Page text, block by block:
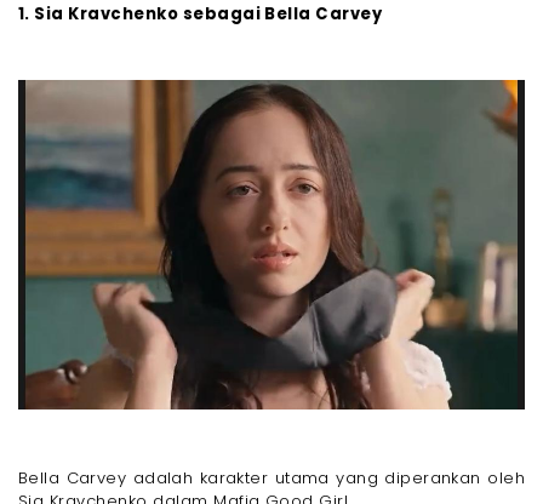
1. Sia Kravchenko sebagai Bella Carvey
Bella Carvey adalah karakter utama yang diperankan oleh